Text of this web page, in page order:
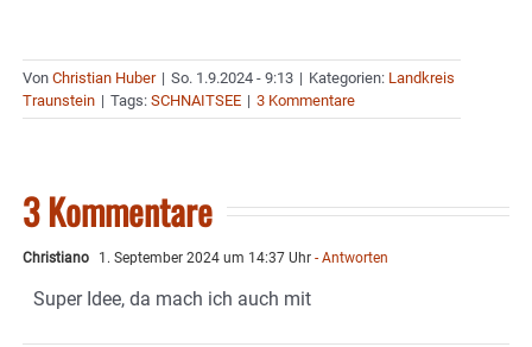
Von Christian Huber | So. 1.9.2024 - 9:13 | Kategorien: Landkreis
Traunstein | Tags: SCHNAITSEE | 3 Kommentare
3 Kommentare
Christiano 1. September 2024 um 14:37 Uhr - Antworten
Super Idee, da mach ich auch mit